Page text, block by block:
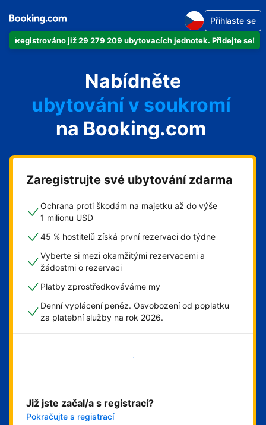
Registrováno již 29 279 209 ubytovacích jednotek. Přidejte se!
Přihlaste se
Nabídněte
svůj byt
svůj hotel
ubytování v soukromí
svůj penzion
svou chatu
na Booking.com
Zaregistrujte své ubytování zdarma
Ochrana proti škodám na majetku až do výše
1 milionu USD
45 % hostitelů získá první rezervaci do týdne
Vyberte si mezi okamžitými rezervacemi a
žádostmi o rezervaci
Platby zprostředkováváme my
Denní vyplácení peněz. Osvobození od poplatku
za platební služby na rok 2026.
Začít hned
Již jste začal/a s registrací?
Pokračujte s registrací